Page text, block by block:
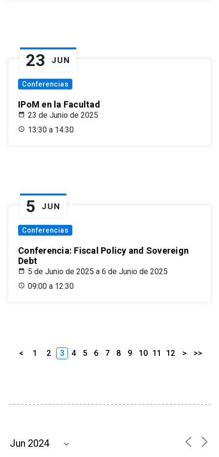
23 JUN
Conferencias
IPoM en la Facultad
23 de Junio de 2025
13:30 a 14:30
5 JUN
Conferencias
Conferencia: Fiscal Policy and Sovereign
Debt
5 de Junio de 2025 a 6 de Junio de 2025
09:00 a 12:30
< 1 2 3 4 5 6 7 8 9 10 11 12 > >>